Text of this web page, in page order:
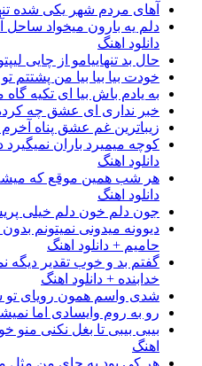
آهای مردم شهر یکی شده
دلم یه بارون میخواد ساحل
دانلود اهنگ
حال بد تنهاییامو از چایی
خودت بیا بیا بیا من پشتتم
به یادم باش بیا ای تکیه
خبر نداری ای عشق چه کرده
زیباترین غم عشق پناه
کوچه میمیرد باران
دانلود اهنگ
هر شب همین موقع که
دانلود اهنگ
جون دلم خون دلم خیلی
دیوونه میدونی نمیتونم
حامیم + دانلود اهنگ
گفتم بد و خوب تقدیر دیگه
خدابنده + دانلود اهنگ
شدی واسم همون رویای تو
رو به روم وایسادی اما
بیبی بیبی تا بغل نکنی منو
اهنگ
هر کی بود به جای من مثل